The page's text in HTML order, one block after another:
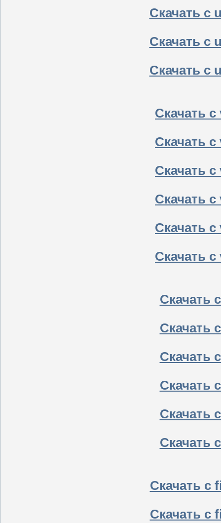
Скачать с
Скачать с
Скачать с
Скачать
Скачать
Скачать
Скачать
Скачать
Скачать
Скачать
Скачать
Скачать
Скачать
Скачать
Скачать
Скачать с
Скачать с